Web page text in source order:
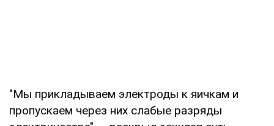
"Мы прикладываем электроды к яичкам и
пропускаем через них слабые разряды